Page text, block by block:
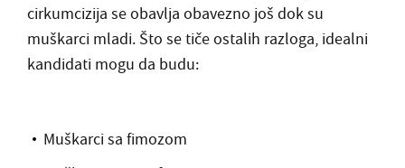
cirkumcizija se obavlja obavezno još dok su
muškarci mladi. Što se tiče ostalih razloga, idealni
kandidati mogu da budu:
Muškarci sa fimozom